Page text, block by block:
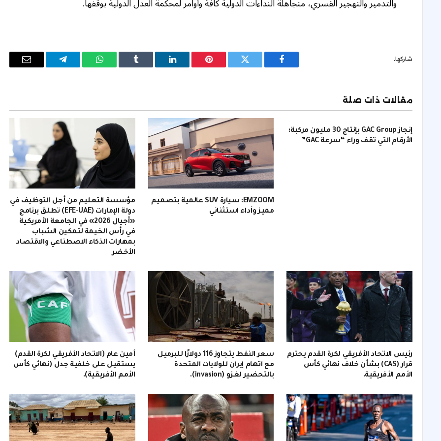
شاركها.
فيسبوك تويتر بينتيريستلينكدإن Tumblr واتساب تيلقرام
البريد
مقالات ذات صلة
إنجاز GAC Group بإنتاج 30 مليون مركبة:
الأرقام التي تقف وراء “سرعة GAC”
EMZOOM: سيارة SUV عالمية بتصميم
مميز وأداء استثنائي
مؤسسة التعليم من أجل التوظيف في
دولة الإمارات (EFE-UAE) تطلق برنامج
«أجيال 2026» في الجامعة الأمريكية
في رأس الخيمة لتمكين الشباب
بمهارات الذكاء الاصطناعي والاقتصاد
الأخضر
رئيس الاتحاد الأفريقي لكرة القدم يحترم
قرار (CAS) بشأن خلاف نهائي كأس
الأمم الأفريقية.
سعر النفط يتجاوز 116 دولارًا للبرميل
مع اتهام إيران للولايات المتحدة
بالتحضير لغزو (invasion).
أمين عام (الاتحاد الأفريقي لكرة القدم)
يستقيل على خلفية جدل (نهائي كأس
الأمم الأفريقية).